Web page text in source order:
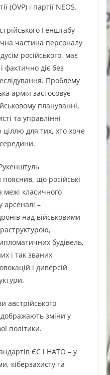
(ÖVP) і партії NEOS.
Генштабу
частина персоналу
російського, має
фактично діє без
Проблему
армія застосовує
плануванні,
та управлінні
для тих, хто хоче
пояснив, що російські
класичного
арсеналі –
над військовими
будівель,
і так званих
і диверсій
австрійського
зміни у
політики.
ЄС і НАТО – у
кіберзахисту та